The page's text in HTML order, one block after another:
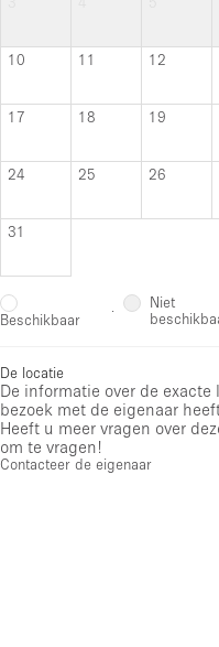
10 11 12
17 18 19
24 25 26
31
Beschikbaar ·
Niet
De locatie
De informatie over de
bezoek met de eigenaar
Heeft u meer vragen over
om te vragen!
Contacteer de eigenaar